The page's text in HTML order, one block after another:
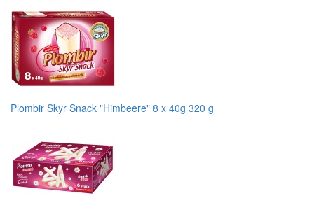
Plombir Skyr Snack "Himbeere" 8 x 40g 320 g